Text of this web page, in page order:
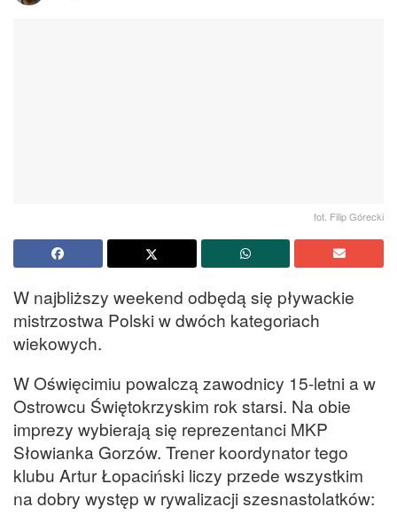
fot. Filip Górecki
W najbliższy weekend odbędą się pływackie
mistrzostwa Polski w dwóch kategoriach
wiekowych.
W Oświęcimiu powalczą zawodnicy 15-letni a w
Ostrowcu Świętokrzyskim rok starsi. Na obie
imprezy wybierają się reprezentanci MKP
Słowianka Gorzów. Trener koordynator tego
klubu Artur Łopaciński liczy przede wszystkim
na dobry występ w rywalizacji szesnastolatków: